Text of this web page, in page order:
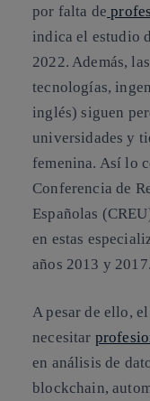
por falta de
indica el estudio
2022. Además,
tecnologías,
inglés) siguen
universidades y
femenina. Así lo
Conferencia de
Españolas
en estas
años 2013 y 2017.
A pesar de ello,
necesitar
en análisis de
blockchain,